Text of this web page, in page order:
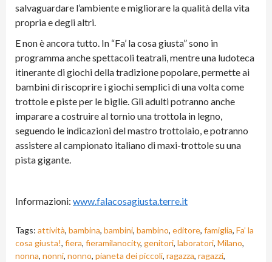
salvaguardare l’ambiente e migliorare la qualità della vita
propria e degli altri.
E non è ancora tutto. In “Fa’ la cosa giusta” sono in
programma anche spettacoli teatrali, mentre una ludoteca
itinerante di giochi della tradizione popolare, permette ai
bambini di riscoprire i giochi semplici di una volta come
trottole e piste per le biglie. Gli adulti potranno anche
imparare a costruire al tornio una trottola in legno,
seguendo le indicazioni del mastro trottolaio, e potranno
assistere al campionato italiano di maxi-trottole su una
pista gigante.
Informazioni: www.falacosagiusta.terre.it
Tags: attività, bambina, bambini, bambino, editore, famiglia, Fa’ la
cosa giusta!, fiera, fieramilanocity, genitori, laboratori, Milano,
nonna, nonni, nonno, pianeta dei piccoli, ragazza, ragazzi,